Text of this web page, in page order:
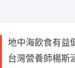
地中海飲食有益
台灣營養師楊斯